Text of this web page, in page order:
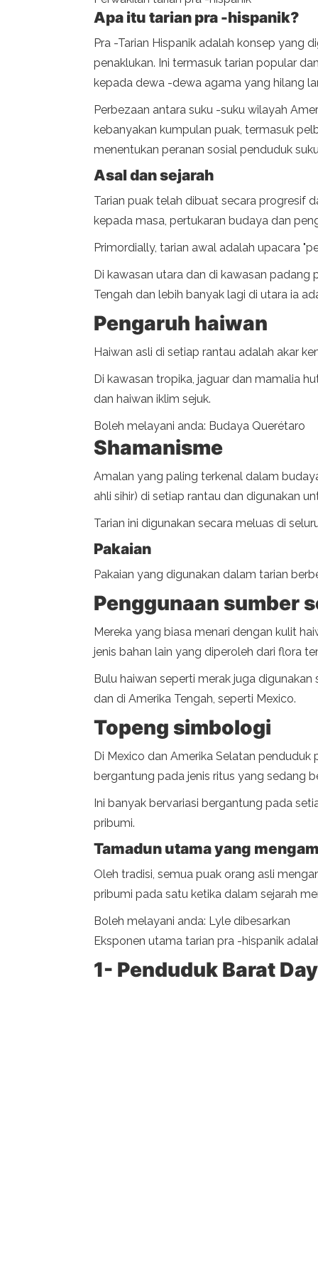
Apa itu tarian pra -hispanik?
Pra -Tarian Hispanik adalah konsep yang
penaklukan. Ini termasuk tarian popular
kepada dewa -dewa agama yang hilang
Perbezaan antara suku -suku wilayah
kebanyakan kumpulan puak, termasuk
menentukan peranan sosial penduduk
Asal dan sejarah
Tarian puak telah dibuat secara progresif
kepada masa, pertukaran budaya dan
Primordially, tarian awal adalah upacara
Di kawasan utara dan di kawasan padang
Tengah dan lebih banyak lagi di utara ia
Pengaruh haiwan
Haiwan asli di setiap rantau adalah akar
Di kawasan tropika, jaguar dan mamalia
dan haiwan iklim sejuk.
Boleh melayani anda: Budaya Querétaro
Shamanisme
Amalan yang paling terkenal dalam
ahli sihir) di setiap rantau dan digunakan
Tarian ini digunakan secara meluas di
Pakaian
Pakaian yang digunakan dalam tarian
Penggunaan sumber
Mereka yang biasa menari dengan kulit
jenis bahan lain yang diperoleh dari flora
Bulu haiwan seperti merak juga
dan di Amerika Tengah, seperti Mexico.
Topeng simbologi
Di Mexico dan Amerika Selatan
bergantung pada jenis ritus yang sedang
Ini banyak bervariasi bergantung pada
pribumi.
Tamadun utama yang
Oleh tradisi, semua puak orang asli
pribumi pada satu ketika dalam sejarah
Boleh melayani anda: Lyle dibesarkan
Eksponen utama tarian pra -hispanik
1- Penduduk Barat